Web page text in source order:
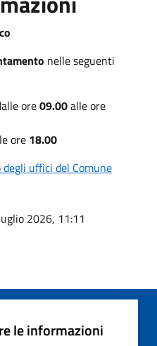
nelle seguenti
ore09.00alle ore
ore 18.00
uffici del Comune
2026, 11:11
le informazioni